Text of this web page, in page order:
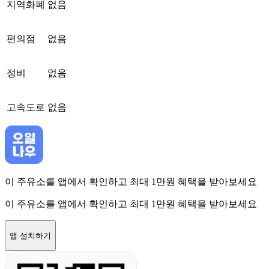
지역화폐 없음
편의점 없음
정비 없음
고속도로 없음
이 주유소를 앱에서 확인하고 최대 1만원 혜택을 받아보세요
이 주유소를 앱에서 확인하고 최대 1만원 혜택을 받아보세요
앱 설치하기